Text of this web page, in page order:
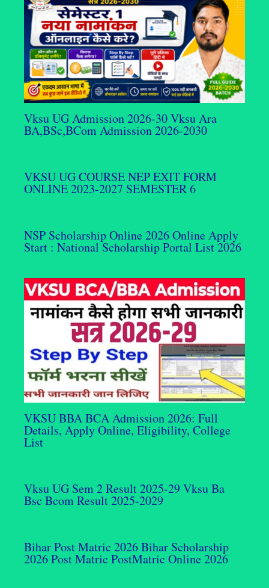
Vksu UG Admission 2026-30 Vksu Ara
BA,BSc,BCom Admission 2026-2030
VKSU UG COURSE NEP EXIT FORM
ONLINE 2023-2027 SEMESTER 6
NSP Scholarship Online 2026 Online Apply
Start : National Scholarship Portal List 2026
VKSU BBA BCA Admission 2026: Full
Details, Apply Online, Eligibility, College
List
Vksu UG Sem 2 Result 2025-29 Vksu Ba
Bsc Bcom Result 2025-2029
Bihar Post Matric 2026 Bihar Scholarship
2026 Post Matric PostMatric Online 2026